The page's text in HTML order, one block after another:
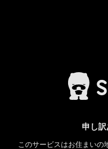
申し
このサービスはお住まいの